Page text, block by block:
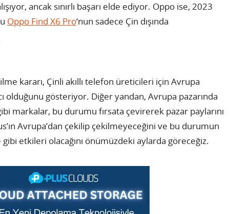
ancak sınırlı başarı elde ediyor. Oppo ise, 2023
Oppo Find X6 Pro‘nun sadece Çin dışında
kararı, Çinli akıllı telefon üreticileri için Avrupa
olduğunu gösteriyor. Diğer yandan, Avrupa pazarında
markalar, bu durumu fırsata çevirerek pazar paylarını
Avrupa’dan çekilip çekilmeyeceğini ve bu durumun
etkileri olacağını önümüzdeki aylarda göreceğiz.